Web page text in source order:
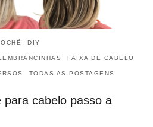
DIY
FAIXA DE CABELO
TODAS AS POSTAGENS
para cabelo passo a